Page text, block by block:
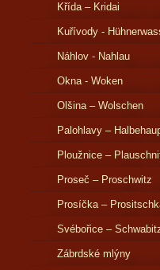
Křída – Kridai
Kuřívody -
Náhlov - Nahlau
Okna - Woken
Olšina – Wolschen
Palohlavy –
Ploužnice –
Proseč – Proschwitz
Prosíčka –
Svébořice –
Zábrdské mlýny